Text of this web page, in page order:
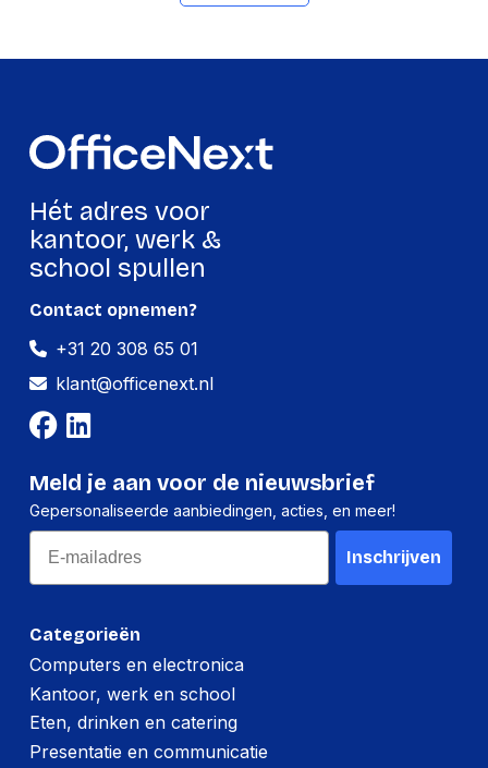
Gewicht
285 g
Verpakking
Per stuk
Hoeveelheid:
Breedte:
Hoogte:
Lengte:
Gewicht:
285 gram
Hoeveelheid:
9 stuks
Hoogte:
223 millimeter
Lengte:
226 millimeter
Gewicht:
2801 gram
Hét adres voor
kantoor, werk &
school spullen
Categorieën
Computers en electronica
Kantoor, werk en school
Eten, drinken en catering
Presentatie en communicatie
Contact opnemen?
+31 20 308 65 01
klant@officenext.nl
Meld je aan voor de nieuwsbrief
Gepersonaliseerde aanbiedingen, acties, en meer!
Email
Inschrijven